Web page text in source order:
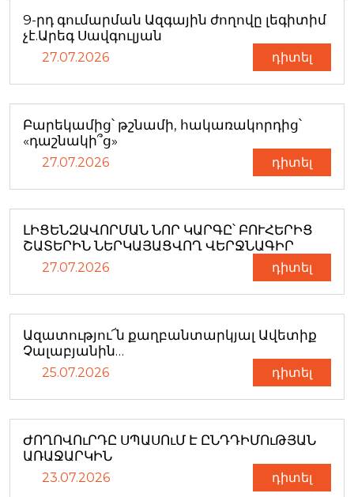
9-րդ գումարման Ազգային ժողովը լեգիտիմ
չէ.Արեգ Սավգուլյան
27.07.2026 դիտել
Բարեկամից՝ թշնամի, հակառակորդից՝
«դաշնակի՞ց»
27.07.2026 դիտել
ԼԻՑԵՆԶԱՎՈՐՄԱՆ ՆՈՐ ԿԱՐԳԸ՝ ԲՈՒՀԵՐԻՑ
ՇԱՏԵՐԻՆ ՆԵՐԿԱՅԱՑՎՈՂ ՎԵՐՋՆԱԳԻՐ
27.07.2026 դիտել
Ազատությու՜ն քաղբանտարկյալ Ավետիք
Չալաբյանին…
25.07.2026 դիտել
ԺՈՂՈՎՈւՐԴԸ ՍՊԱՍՈւՄ Է ԸՆԴԴԻՄՈւԹՅԱՆ
ԱՌԱՋԱՐԿԻՆ
23.07.2026 դիտել